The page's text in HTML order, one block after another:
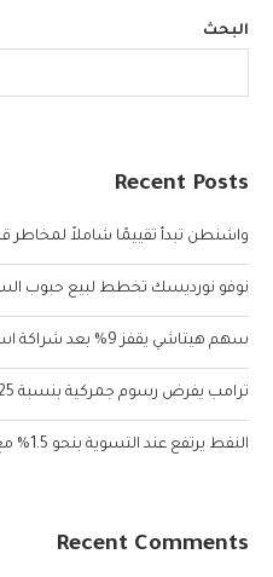
البحث
Recent Posts
واشنطن تبدأ تقييمًا شاملاً لمخاطر
نوفو نورديسك تخطط لبيع حبوب
سهم هيتاشي يقفز 9% بعد شراكة استراتيجية مع أوبن إيه آي
ترامب يفرض رسوم جمركية بنسبة 25% على الشاحنات المستوردة
النفط يرتفع عند التسوية بنحو 1.5% مع الإغلاق
Recent Comments